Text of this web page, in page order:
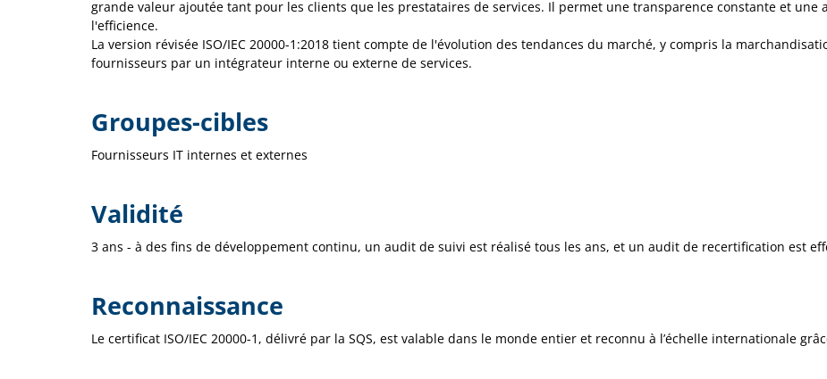
grande valeur ajoutée tant pour les clients que les prestataires de services. Il permet une transparence constante et
l'efficience.
La version révisée ISO/IEC 20000-1:2018 tient compte de l'évolution des tendances du marché, y compris la
fournisseurs par un intégrateur interne ou externe de services.
Groupes-cibles
Fournisseurs IT internes et externes
Validité
3 ans - à des fins de développement continu, un audit de suivi est réalisé tous les ans, et un audit de recertification est
Reconnaissance
Le certificat ISO/IEC 20000-1, délivré par la SQS, est valable dans le monde entier et reconnu à l’échelle internationale